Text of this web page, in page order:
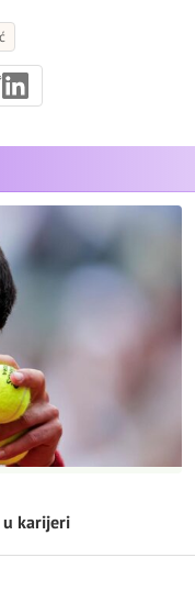
karijeri